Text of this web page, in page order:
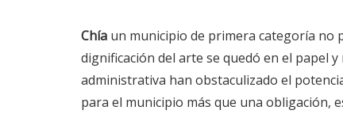
Chía un municipio de primera categoría no
dignificación del arte se quedó en el papel
administrativa han obstaculizado el
para el municipio más que una obligación,